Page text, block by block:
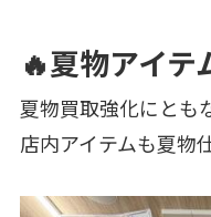
🔥夏物アイテ
夏物買取強化にとも
店内アイテムも夏物